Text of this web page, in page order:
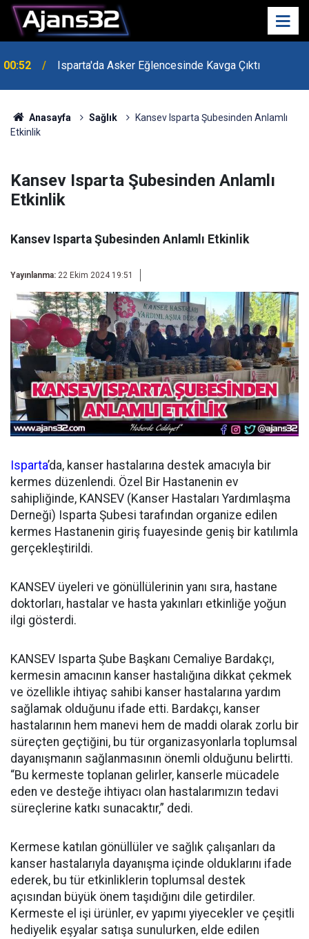
00:52 Isparta'da Asker Eğlencesinde Kavga Çıktı
21:34
Dönem Başladı
Anasayfa Sağlık
Kansev Isparta Şubesinden Anlamlı
Etkinlik
Kansev Isparta Şubesinden Anlamlı
Etkinlik
Kansev Isparta Şubesinden Anlamlı Etkinlik
Yayınlanma: 22 Ekim 2024 19:51
Isparta’da, kanser hastalarına destek amacıyla bir
kermes düzenlendi. Özel Bir Hastanenin ev
sahipliğinde, KANSEV (Kanser Hastaları Yardımlaşma
Derneği) Isparta Şubesi tarafından organize edilen
kermes Hastanenin giriş fuayesinde geniş bir katılımla
gerçekleştirildi.
KANSEV üyeleri ve gönüllülerinin yanı sıra, hastane
doktorları, hastalar ve hasta yakınları etkinliğe yoğun
ilgi gösterdi.
KANSEV Isparta Şube Başkanı Cemaliye Bardakçı,
kermesin amacının kanser hastalığına dikkat çekmek
ve özellikle ihtiyaç sahibi kanser hastalarına yardım
sağlamak olduğunu ifade etti. Bardakçı, kanser
hastalarının hem manevi hem de maddi olarak zorlu bir
süreçten geçtiğini, bu tür organizasyonlarla toplumsal
dayanışmanın sağlanmasının önemli olduğunu belirtti.
“Bu kermeste toplanan gelirler, kanserle mücadele
eden ve desteğe ihtiyacı olan hastalarımızın tedavi
süreçlerine katkı sunacaktır,” dedi.
Kermese katılan gönüllüler ve sağlık çalışanları da
kanser hastalarıyla dayanışma içinde olduklarını ifade
ederek, bu tür etkinliklerin toplumsal destek
açısından büyük önem taşıdığını dile getirdiler.
Kermeste el işi ürünler, ev yapımı yiyecekler ve çeşitli
hediyelik eşyalar satışa sunulurken, elde edilen